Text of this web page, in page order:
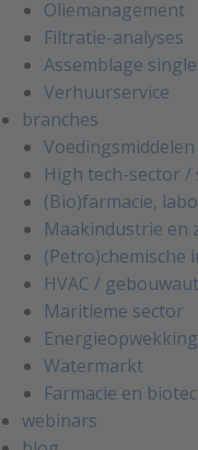
Oliemanagement
Filtratie-analyses
Assemblage
Verhuurservice
branches
High tech-sector
(Bio)farmacie,
Maakindustrie en
(Petro)chemische
HVAC /
Maritieme sector
Energieopwekking
Watermarkt
Farmacie en
webinars